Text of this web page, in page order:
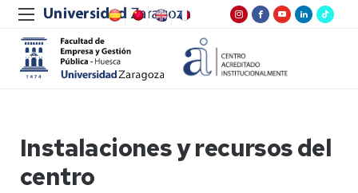
Instalaciones y recursos del
centro